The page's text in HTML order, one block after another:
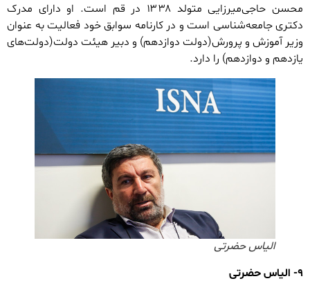
محسن حاجی‌میرزایی متولد ۱۳۳۸ در قم است. او دارای مدرک
دکتری جامعه‌شناسی است و در کارنامه سوابق خود فعالیت به عنوان
وزیر آموزش و پرورش(دولت دوازدهم) و دبیر هیئت دولت(دولت‌های
یازدهم و دوازدهم) را دارد.
الیاس حضرتی
۹- الیاس حضرتی